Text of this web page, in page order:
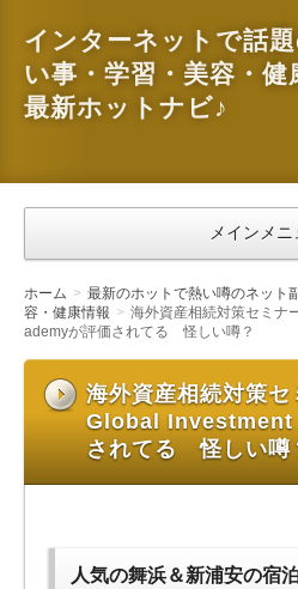
インターネットで話
い事・学習・美容・
最新ホットナビ♪
メインメニ
ホーム
最新のホットで熱い噂のネット
容・健康情報
海外資産相続対策セミナ
ademyが評価されてる 怪しい噂？
海外資産相続対策
Global Investment
されてる 怪しい噂
人気の舞浜＆新浦安の宿